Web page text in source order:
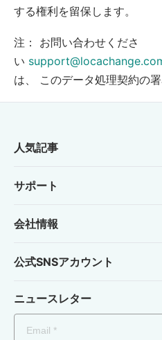
する権利を留保します。
注： お問い合わせくださ
い
は、 このデータ処理契約の署
人気記事
サポート
会社情報
公式SNSアカウント
ニュースレター